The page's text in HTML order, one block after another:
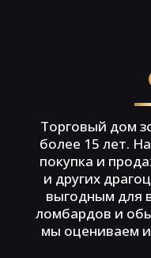
Торговый дом
более 15 лет.
покупка и
и других
выгодным для
ломбардов и
мы оцениваем